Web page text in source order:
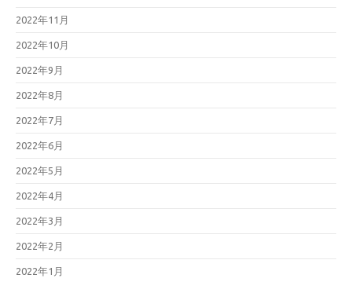
2022年11月
2022年10月
2022年9月
2022年8月
2022年7月
2022年6月
2022年5月
2022年4月
2022年3月
2022年2月
2022年1月